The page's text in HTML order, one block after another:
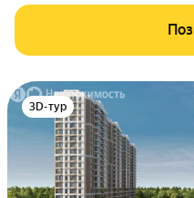
3D-тур